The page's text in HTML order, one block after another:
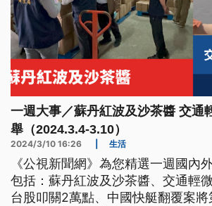
一週大事／蘇丹紅波及沙茶醬 交通
舉（2024.3.4-3.10）
2024/3/10 16:26 生活
《公視新聞網》為您精選一週國內
包括：蘇丹紅波及沙茶醬、交通輕
台股叩關2萬點、中國快艇翻覆案